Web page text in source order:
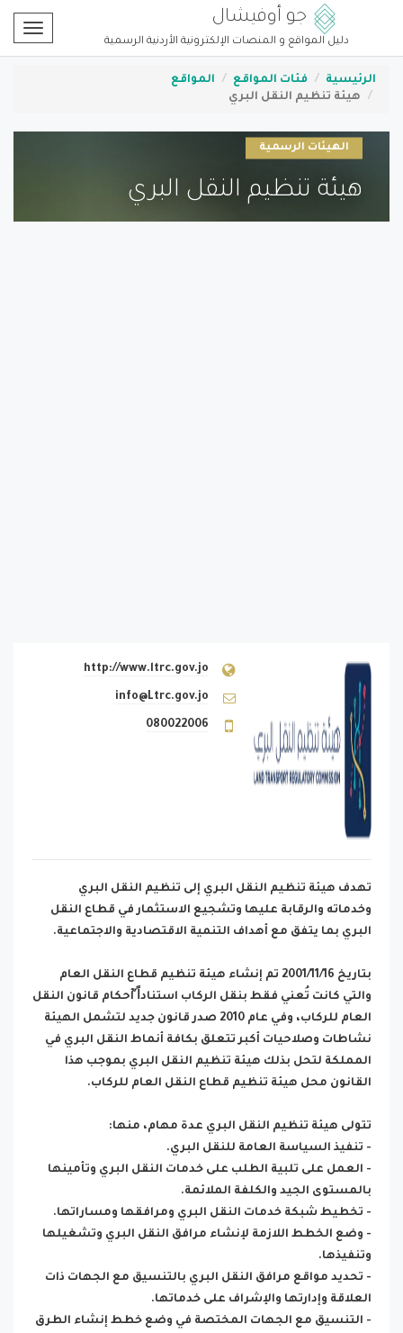
جو أوفيشال
دليل المواقع و المنصات الإلكترونية الأردنية الرسمية
الرئيسية فئات المواقع
المواقع
هيئة تنظيم النقل البري
الهيئات الرسمية
هيئة تنظيم النقل البري
http://www.ltrc.gov.jo
info@Ltrc.gov.jo
080022006
تهدف هيئة تنظيم النقل البري إلى تنظيم النقل البري
وخدماته والرقابة عليها وتشجيع الاستثمار في قطاع النقل
البري بما يتفق مع أهداف التنمية الاقتصادية والاجتماعية.
بتاريخ 2001/11/16 تم إنشاء هيئة تنظيم قطاع النقل العام
والتي كانت تُعني فقط بنقل الركاب استناداً̋ أحكام قانون النقل
العام للركاب، وفي عام 2010 صدر قانون جديد لتشمل الهيئة
نشاطات وصلاحيات أكبر تتعلق بكافة أنماط النقل البري في
المملكة لتحل بذلك هيئة تنظيم النقل البري بموجب هذا
القانون محل هيئة تنظيم قطاع النقل العام للركاب.
تتولى هيئة تنظيم النقل البري عدة مهام، منها:
- تنفيذ السياسة العامة للنقل البري.
- العمل على تلبية الطلب على خدمات النقل البري وتأمينها
بالمستوى الجيد والكلفة الملائمة.
- تخطيط شبكة خدمات النقل البري ومرافقها ومساراتها.
- وضع الخطط اللازمة لإنشاء مرافق النقل البري وتشغيلها
وتنفيذها.
- تحديد مواقع مرافق النقل البري بالتنسيق مع الجهات ذات
العلاقة وإدارتها والإشراف على خدماتها.
- التنسيق مع الجهات المختصة في وضع خطط إنشاء الطرق